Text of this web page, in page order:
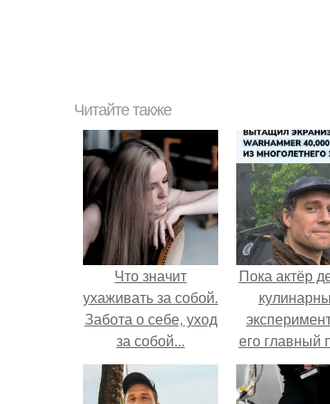
Читайте также
Что значит
ухаживать за собой.
Забота о себе, уход
за собой...
Пока актёр
его главный
сделал
шаг